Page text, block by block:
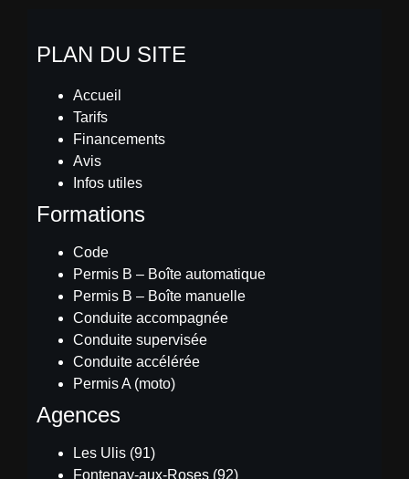
PLAN DU SITE
Accueil
Tarifs
Financements
Avis
Infos utiles
Formations
Code
Permis B – Boîte automatique
Permis B – Boîte manuelle
Conduite accompagnée
Conduite supervisée
Conduite accélérée
Permis A (moto)
Agences
Les Ulis (91)
Fontenay-aux-Roses (92)